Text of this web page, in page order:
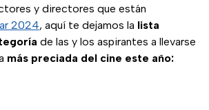
y directores que están
2024, aquí te dejamos la lista
de las y los aspirantes a llevarse
más preciada del cine este año: